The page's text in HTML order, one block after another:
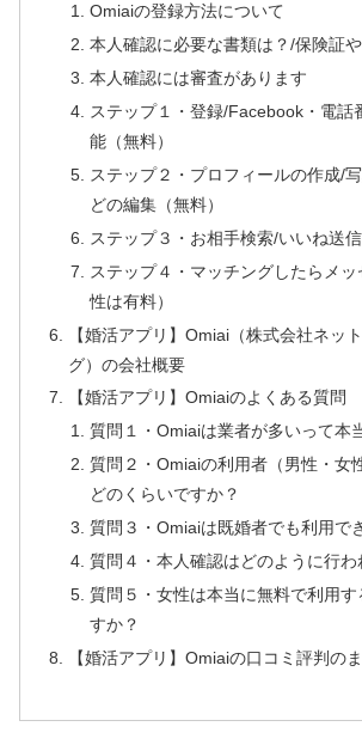
Omiaiの登録方法について
本人確認に必要な書類は？/保険証
本人確認には審査があります
ステップ１・登録/Facebook・電話
能（無料）
ステップ２・プロフィールの作成/
どの編集（無料）
ステップ３・お相手検索/いいね送信
ステップ４・マッチングしたらメッ
性は有料）
【婚活アプリ】Omiai（株式会社ネッ
グ）の会社概要
【婚活アプリ】Omiaiのよくある質問
質問１・Omiaiは業者が多いって本
質問２・Omiaiの利用者（男性・女
どのくらいですか？
質問３・Omiaiは既婚者でも利用で
質問４・本人確認はどのように行わ
質問５・女性は本当に無料で利用す
すか？
【婚活アプリ】Omiaiの口コミ評判の